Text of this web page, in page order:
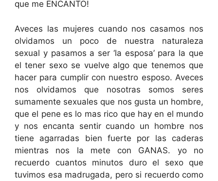
que me ENCANTO!
Aveces las mujeres cuando nos casamos nos
olvidamos un poco de nuestra naturaleza
sexual y pasamos a ser ‘la esposa’ para la que
el tener sexo se vuelve algo que tenemos que
hacer para cumplir con nuestro esposo. Aveces
nos olvidamos que nosotras somos seres
sumamente sexuales que nos gusta un hombre,
que el pene es lo mas rico que hay en el mundo
y nos encanta sentir cuando un hombre nos
tiene agarradas bien fuerte por las caderas
mientras nos la mete con GANAS. yo no
recuerdo cuantos minutos duro el sexo que
tuvimos esa madrugada, pero si recuerdo como